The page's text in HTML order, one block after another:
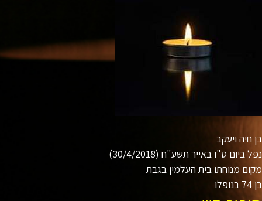
ויעקב
ביום ט"ו באייר תשע"ח (30/4/2018)
מנוחתו בית העלמין בגבת